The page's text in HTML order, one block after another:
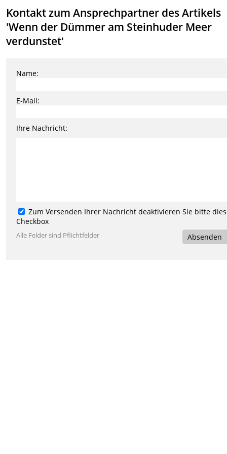
Kontakt zum Ansprechpartner des Artikels
'Wenn der Dümmer am Steinhuder Meer
verdunstet'
Name:
E-Mail:
Ihre Nachricht:
Zum Versenden Ihrer Nachricht deaktivieren Sie bitte
Checkbox
Alle Felder sind Pflichtfelder Absenden